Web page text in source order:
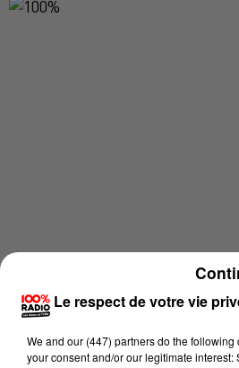
Le respect de votre vie
We and our (447) partnersdo the following
your consent and/or our legitimate interest: